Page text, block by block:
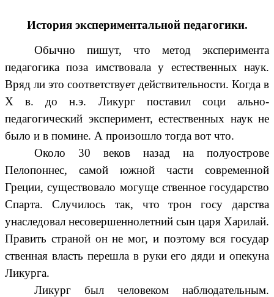
История экспериментальной педагогики.
Обычно пишут, что метод эксперимента
педагогика поза имствовала у естественных наук.
Вряд ли это соответствует действительности. Когда в
Х в. до н.э. Ликург поставил соци ально-
педагогический эксперимент, естественных наук не
было и в помине. А произошло тогда вот что.
Около 30 веков назад на полуострове
Пелопоннес, самой южной части современной
Греции, существовало могуще ственное государство
Спарта. Случилось так, что трон госу дарства
унаследовал несовершеннолетний сын царя Харилай.
Править страной он не мог, и поэтому вся государ
ственная власть перешла в руки его дяди и опекуна
Ликурга.
Ликург был человеком наблюдательным.